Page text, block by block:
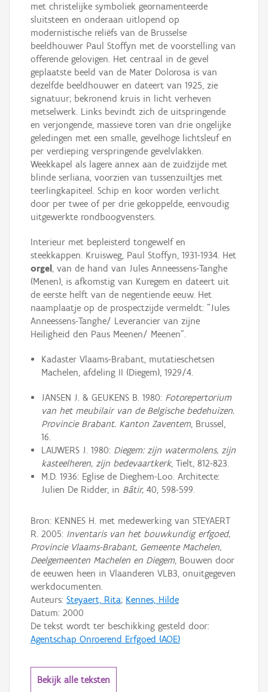
met christelijke symboliek geornamenteerde
sluitsteen en onderaan uitlopend op
modernistische reliëfs van de Brusselse
beeldhouwer Paul Stoffyn met de voorstelling van
offerende gelovigen. Het centraal in de gevel
geplaatste beeld van de Mater Dolorosa is van
dezelfde beeldhouwer en dateert van 1925, zie
signatuur; bekronend kruis in licht verheven
metselwerk. Links bevindt zich de uitspringende
en verjongende, massieve toren van drie ongelijke
geledingen met een smalle, gevelhoge lichtsleuf en
per verdieping verspringende gevelvlakken.
Weekkapel als lagere annex aan de zuidzijde met
blinde serliana, voorzien van tussenzuiltjes met
teerlingkapiteel. Schip en koor worden verlicht
door per twee of per drie gekoppelde, eenvoudig
uitgewerkte rondboogvensters.
Interieur met bepleisterd tongewelf en
steekkappen. Kruisweg, Paul Stoffyn, 1931-1934. Het
orgel, van de hand van Jules Anneessens-Tanghe
(Menen), is afkomstig van Kuregem en dateert uit
de eerste helft van de negentiende eeuw. Het
naamplaatje op de prospectzijde vermeldt: "Jules
Anneessens-Tanghe/ Leverancier van zijne
Heiligheid den Paus Meenen/ Meenen".
Kadaster Vlaams-Brabant, mutatieschetsen
Machelen, afdeling II (Diegem), 1929/4.
JANSEN J. & GEUKENS B. 1980: Fotorepertorium
van het meubilair van de Belgische bedehuizen.
Provincie Brabant. Kanton Zaventem, Brussel,
16.
LAUWERS J. 1980: Diegem: zijn watermolens, zijn
kasteelheren, zijn bedevaartkerk, Tielt, 812-823.
M.D. 1936: Eglise de Dieghem-Loo. Architecte:
Julien De Ridder, in Bâtir,40, 598-599.
Bron: KENNES H. met medewerking van STEYAERT
R. 2005: Inventaris van het bouwkundig erfgoed,
Provincie Vlaams-Brabant, Gemeente Machelen,
Deelgemeenten Machelen en Diegem, Bouwen door
de eeuwen heen in Vlaanderen VLB3, onuitgegeven
werkdocumenten.
Auteurs: Steyaert, Rita; Kennes, Hilde
Datum: 2000
De tekst wordt ter beschikking gesteld door:
Agentschap Onroerend Erfgoed (AOE)
Bekijk alle teksten